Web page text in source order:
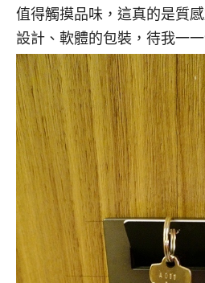
值得觸摸品味，這真的是質
設計、軟體的包裝，待我一一